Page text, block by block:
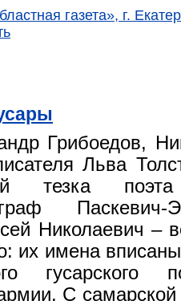
газета», г.
Грибоедов,
Льва
тезка поэта
Паскевич-
Николаевич –
их имена
гусарского
С